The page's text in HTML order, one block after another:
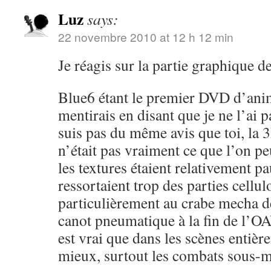
Luzsays:
22 novembre 2010 at 12 h 12 min
Je réagis sur la partie graphique
Blue6 étant le premier DVD
mentirais en disant que je ne l’ai
suis pas du même avis que toi, la
n’était pas vraiment ce que l’on
les textures étaient relativement
ressortaient trop des parties
particulièrement au crabe mecha
canot pneumatique à la fin de
est vrai que dans les scènes
mieux, surtout les combats sous-